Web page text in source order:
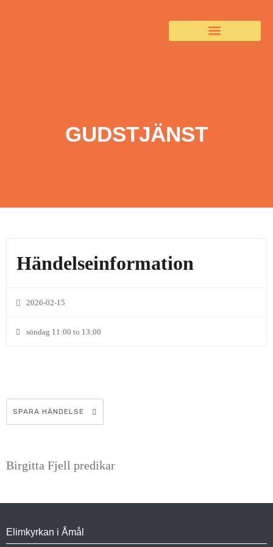
GUDSTJÄNST
Händelseinformation
2026-02-15
söndag 11:00 to 13:00
SPARA HÄNDELSE
Birgitta Fjell predikar
Elimkyrkan i Åmål